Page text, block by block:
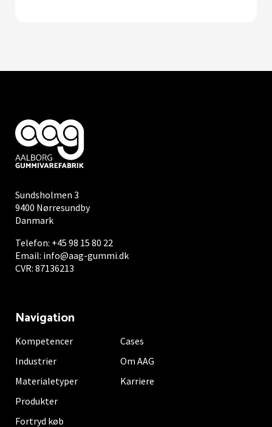
Sundsholmen 3
9400 Nørresundby
Danmark
Telefon: +45 98 15 80 22
Email: info@aag-gummi.dk
CVR: 87136213
Navigation
Kompetencer
Industrier
Materialetyper
Produkter
Fortryd køb
Cases
Om AAG
Karriere